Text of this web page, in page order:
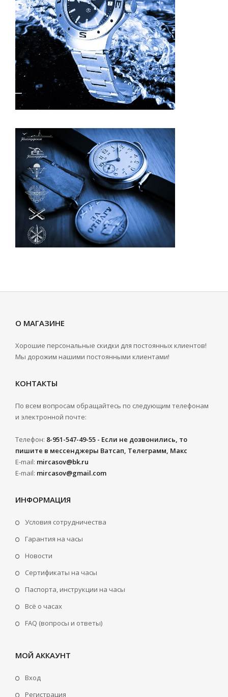
О МАГАЗИНЕ
Хорошие персональные скидки для постоянных клиентов!
Мы дорожим нашими постоянными клиентами!
КОНТАКТЫ
По всем вопросам обращайтесь по следующим телефонам
и электронной почте:
Телефон: 8-951-547-49-55 - Если не дозвонились, то
пишите в мессенджеры Ватсап, Телеграмм, Макс
E-mail: mircasov@bk.ru
E-mail: mircasov@gmail.com
ИНФОРМАЦИЯ
Условия сотрудничества
Гарантия на часы
Новости
Сертификаты на часы
Паспорта, инструкции на часы
Всё о часах
FAQ (вопросы и ответы)
МОЙ АККАУНТ
Вход
Регистрация